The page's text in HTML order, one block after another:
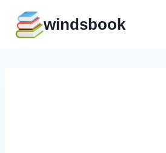
содержимому
windsbook